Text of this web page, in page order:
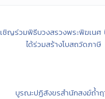
เชิญร่วมพิธีบวงสรวงพระพิฆเนศ
ได้ร่วมสร้างโบสถวัดภาษี
บูรณะปฏิสังขรสำนักสงฆ์ถ้ำฤ